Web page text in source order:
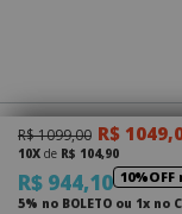
R$ 1099,00 R$
10X de R$ 104,90
R$ 944,10
5% no BOLETO ou 1x no
Eletro
Júlio Antônio